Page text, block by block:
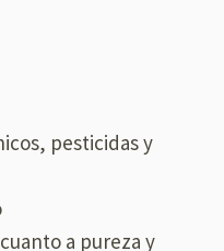
pesticidas y
a pureza y